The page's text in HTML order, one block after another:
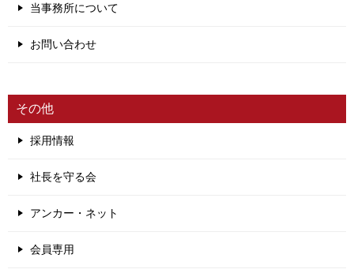
当事務所について
お問い合わせ
その他
採用情報
社長を守る会
アンカー・ネット
会員専用